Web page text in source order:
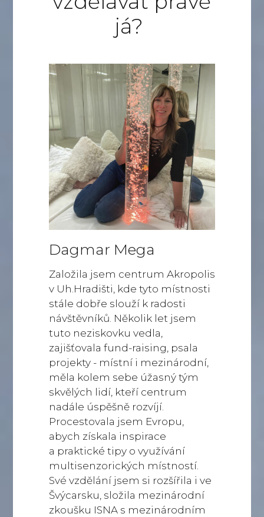
já?
Dagmar Mega
Založila jsem centrum Akropolis
v Uh.Hradišti, kde tyto místnosti
stále dobře slouží k radosti
návštěvníků. Několik let jsem
tuto neziskovku vedla,
zajišťovala fund-raising, psala
projekty - místní i mezinárodní,
měla kolem sebe úžasný tým
skvělých lidí, kteří centrum
nadále úspěšně rozvíjí.
Procestovala jsem Evropu,
abych získala inspirace
a praktické tipy o využívání
multisenzorických místností.
Své vzdělání jsem si rozšířila i ve
Švýcarsku, složila mezinárodní
zkoušku ISNA s mezinárodním